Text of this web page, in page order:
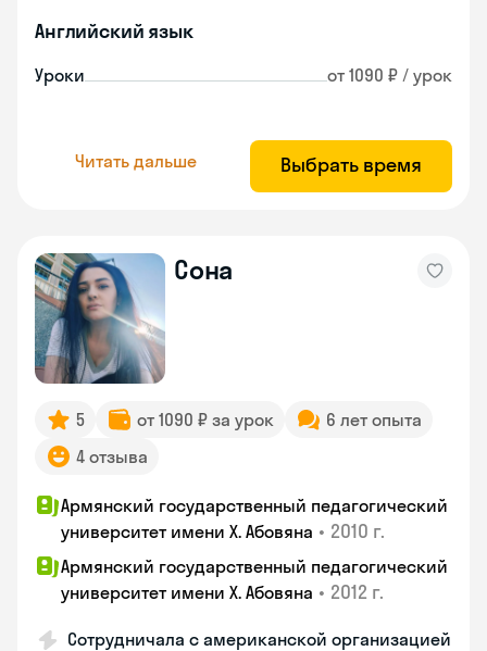
Английский язык
Уроки от 1090 ₽ / урок
Читать дальше Выбрать время
Сона
5 от 1090 ₽ за урок
6 лет опыта
4 отзыва
Армянский государственный педагогический
университет имени Х. Абовяна • 2010 г.
Армянский государственный педагогический
университет имени Х. Абовяна • 2012 г.
Сотрудничала с американской организацией